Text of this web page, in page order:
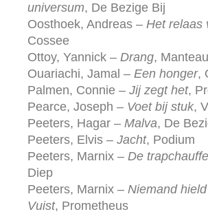
universum, De Bezige Bij
Oosthoek, Andreas – Het relaas
Cossee
Ottoy, Yannick – Drang, Manteau
Ouariachi, Jamal – Een honger,
Palmen, Connie – Jij zegt het,
Pearce, Joseph – Voet bij stuk,
Peeters, Hagar – Malva, De
Peeters, Elvis – Jacht, Podium
Peeters, Marnix – De
Diep
Peeters, Marnix – Niemand
Vuist, Prometheus